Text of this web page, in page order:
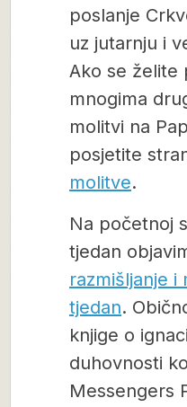
poslanje
uz jutarnju i
Ako se želite
mnogima
molitvi na
posjetite
molitve.
Na početnoj
tjedan
razmišljanje i
tjedan.
knjige o
duhovnosti
Messengers